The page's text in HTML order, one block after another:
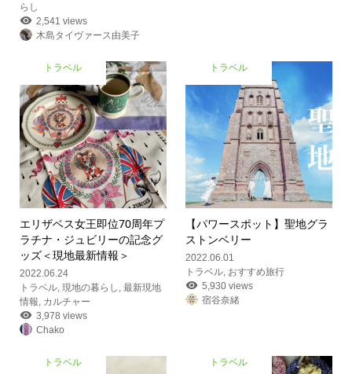
らし
2,541 views
木島タイヴァース由美子
トラベル
エリザベス女王即位70周年プ
ラチナ・ジュビリーの記念グ
ッズ＜現地最新情報＞
2022.06.24
トラベル, 現地の暮らし , 最新現地
情報, カルチャー
3,978 views
Chako
トラベル
【パワースポット】聖地グラ
ストンベリー
2022.06.01
トラベル, おすすめ旅行
5,930 views
宿谷奈緒
トラベル トラベル